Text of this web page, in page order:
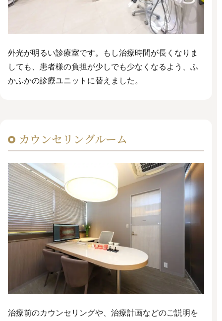
外光が明るい診療室です。もし治療時間が長くなりま
しても、患者様の負担が少しでも少なくなるよう、ふ
かふかの診療ユニットに替えました。
カウンセリングルーム
治療前のカウンセリングや、治療計画などのご説明を